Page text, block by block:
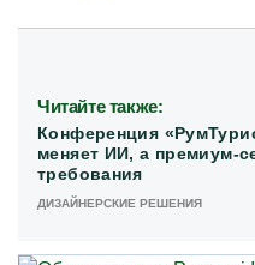
Читайте также:
Конференция
меняет ИИ, а премиум-
требования
ДИЗАЙНЕРСКИЕ РЕШЕНИЯ